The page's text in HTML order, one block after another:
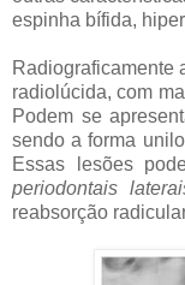
espinha bífida,
Radiograficamente
radiolúcida, com
Podem se
sendo a forma
Essas lesões
periodontais
reabsorção